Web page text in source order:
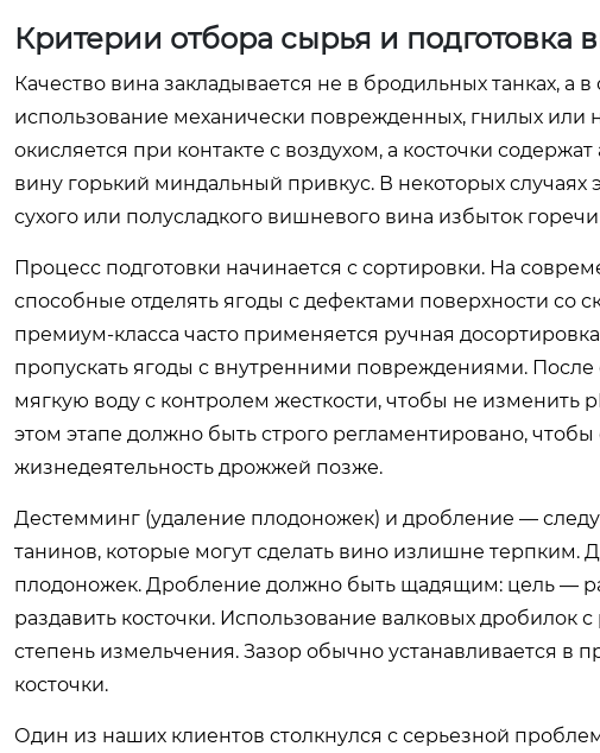
Критерии отбора сырья и подготовка
Качество вина закладывается не в бродильных танках, а
использование механически поврежденных, гнилых
окисляется при контакте с воздухом, а косточки
вину горький миндальный привкус. В некоторых случаях
сухого или полусладкого вишневого вина избыток
Процесс подготовки начинается с сортировки. На
способные отделять ягоды с дефектами поверхности со
премиум-класса часто применяется ручная
пропускать ягоды с внутренними повреждениями. После
мягкую воду с контролем жесткости, чтобы не
этом этапе должно быть строго регламентировано,
жизнедеятельность дрожжей позже.
Дестемминг (удаление плодоножек) и дробление —
танинов, которые могут сделать вино излишне
плодоножек. Дробление должно быть щадящим: цель —
раздавить косточки. Использование валковых дробилок
степень измельчения. Зазор обычно устанавливается в
косточки.
Один из наших клиентов столкнулся с серьезной